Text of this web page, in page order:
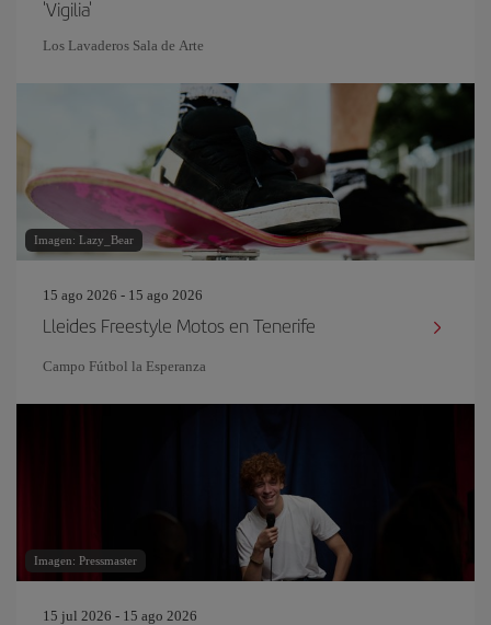
'Vigilia'
Los Lavaderos Sala de Arte
Imagen: Lazy_Bear
15 ago 2026 - 15 ago 2026
Lleides Freestyle Motos en Tenerife
Campo Fútbol la Esperanza
Imagen: Pressmaster
15 jul 2026 - 15 ago 2026